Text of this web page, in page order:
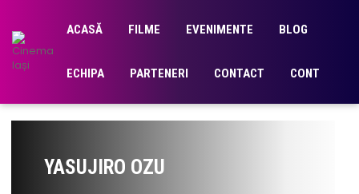
ACASĂ FILME EVENIMENTE BLOG
ECHIPA PARTENERI CONTACT CONT
YASUJIRO OZU